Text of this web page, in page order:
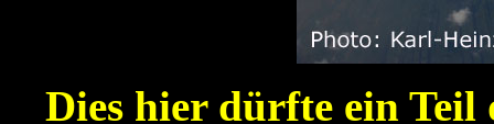
Dies hier dürfte ein Teil